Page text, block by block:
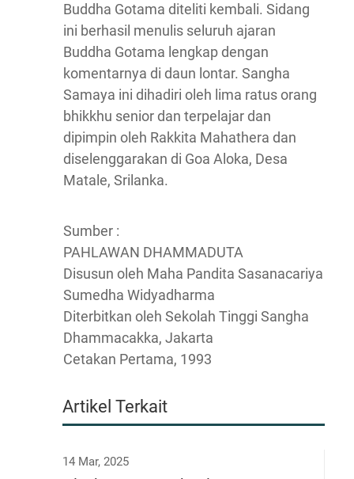
Buddha Gotama diteliti kembali. Sidang
ini berhasil menulis seluruh ajaran
Buddha Gotama lengkap dengan
komentarnya di daun lontar. Sangha
Samaya ini dihadiri oleh lima ratus orang
bhikkhu senior dan terpelajar dan
dipimpin oleh Rakkita Mahathera dan
diselenggarakan di Goa Aloka, Desa
Matale, Srilanka.
Sumber :
PAHLAWAN DHAMMADUTA
Disusun oleh Maha Pandita Sasanacariya
Sumedha Widyadharma
Diterbitkan oleh Sekolah Tinggi Sangha
Dhammacakka, Jakarta
Cetakan Pertama, 1993
Artikel Terkait
14 Mar, 2025